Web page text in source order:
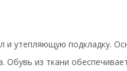
утепляющую подкладку.
Обувь из ткани